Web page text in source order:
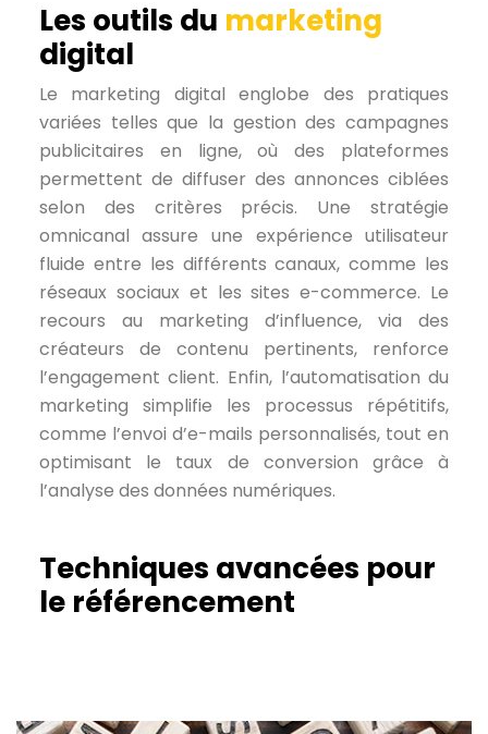
Les outils du marketing
digital
Le marketing digital englobe des pratiques
variées telles que la gestion des campagnes
publicitaires en ligne, où des plateformes
permettent de diffuser des annonces ciblées
selon des critères précis. Une stratégie
omnicanal assure une expérience utilisateur
fluide entre les différents canaux, comme les
réseaux sociaux et les sites e-commerce. Le
recours au marketing d’influence, via des
créateurs de contenu pertinents, renforce
l’engagement client. Enfin, l’automatisation du
marketing simplifie les processus répétitifs,
comme l’envoi d’e-mails personnalisés, tout en
optimisant le taux de conversion grâce à
l’analyse des données numériques.
Techniques avancées pour
le référencement